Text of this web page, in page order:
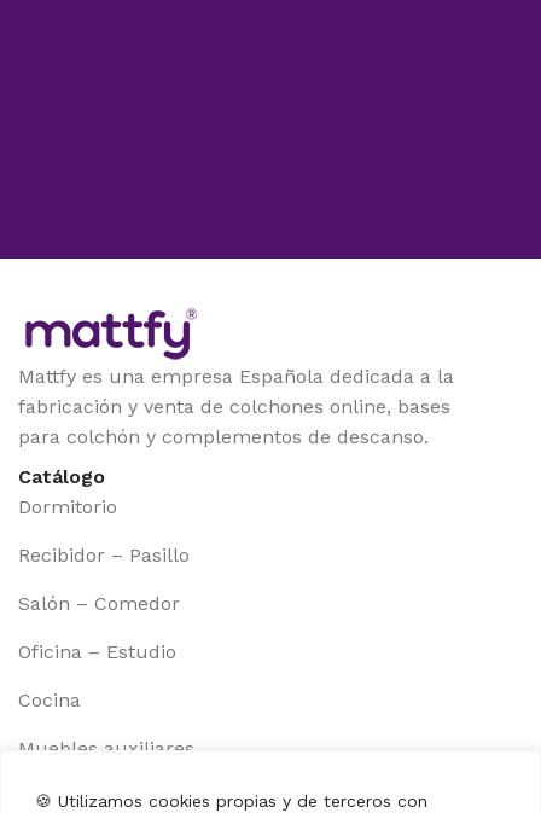
🍪 Utilizamos cookies propias y de terceros con
Mattfy es una empresa Española dedicada a la
fabricación y venta de colchones online, bases
para colchón y complementos de descanso.
Catálogo
Dormitorio
Recibidor – Pasillo
Salón – Comedor
Oficina – Estudio
Cocina
Muebles auxiliares
Aviso legal